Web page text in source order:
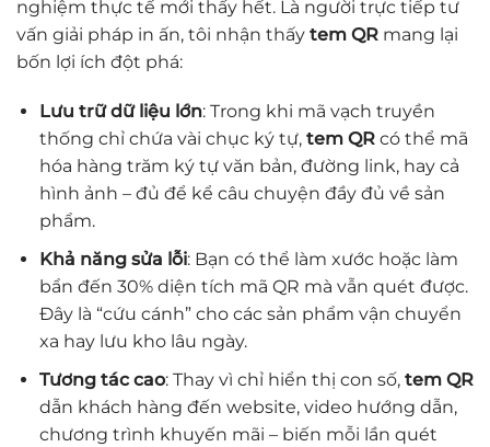
nghiệm thực tế mới thấy hết. Là người trực tiếp tư
vấn giải pháp in ấn, tôi nhận thấy tem QR mang lại
bốn lợi ích đột phá:
Lưu trữ dữ liệu lớn: Trong khi mã vạch truyền
thống chỉ chứa vài chục ký tự, tem QRcó thể mã
hóa hàng trăm ký tự văn bản, đường link, hay cả
hình ảnh – đủ để kể câu chuyện đầy đủ về sản
phẩm.
Khả năng sửa lỗi: Bạn có thể làm xước hoặc làm
bẩn đến 30% diện tích mã QR mà vẫn quét được.
Đây là “cứu cánh” cho các sản phẩm vận chuyển
xa hay lưu kho lâu ngày.
Tương tác cao: Thay vì chỉ hiển thị con số, tem QR
dẫn khách hàng đến website, video hướng dẫn,
chương trình khuyến mãi – biến mỗi lần quét